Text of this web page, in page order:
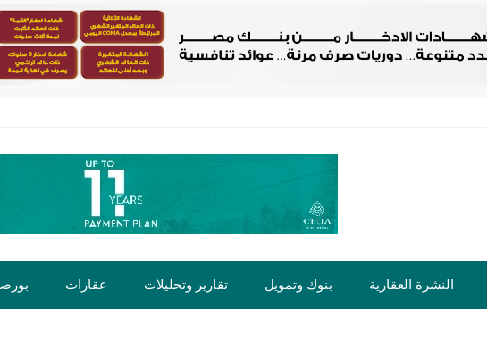
النشرة العقارية بنوك وتمويل تقارير وتحليلات عقارات